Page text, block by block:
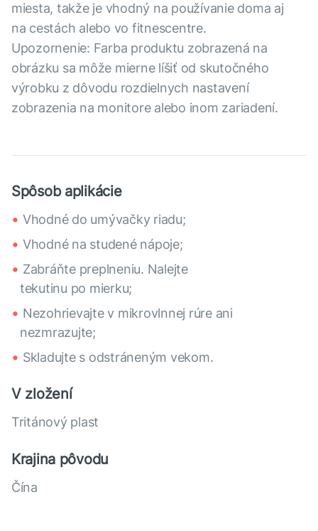
miesta, takže je vhodný na používanie doma aj
na cestách alebo vo fitnescentre.
Upozornenie: Farba produktu zobrazená na
obrázku sa môže mierne líšiť od skutočného
výrobku z dôvodu rozdielnych nastavení
zobrazenia na monitore alebo inom zariadení.
Spôsob aplikácie
Vhodné do umývačky riadu;
Vhodné na studené nápoje;
Zabráňte preplneniu. Nalejte
tekutinu po mierku;
Nezohrievajte v mikrovlnnej rúre ani
nezmrazujte;
Skladujte s odstráneným vekom.
V zložení
Tritánový plast
Krajina pôvodu
Čína